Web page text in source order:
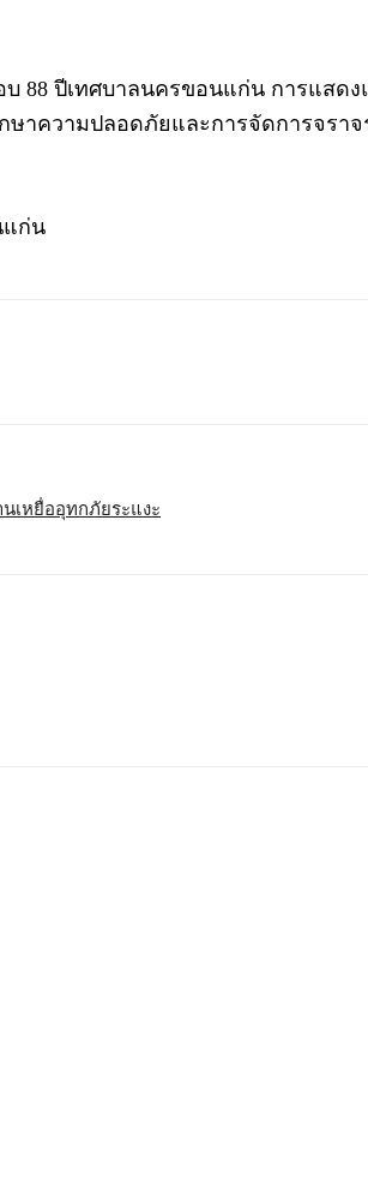
88 ปีเทศบาลนครขอนแก่น การแส
าความปลอดภัยและการจัดการจราจ
ก่น
เหยื่ออุทกภัยระแงะ